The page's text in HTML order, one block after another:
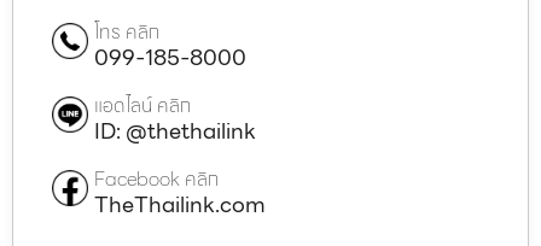
โทร คลิก
099-185-8000
แอดไลน์ คลิก
ID: @thethailink
Facebook คลิก
TheThailink.com